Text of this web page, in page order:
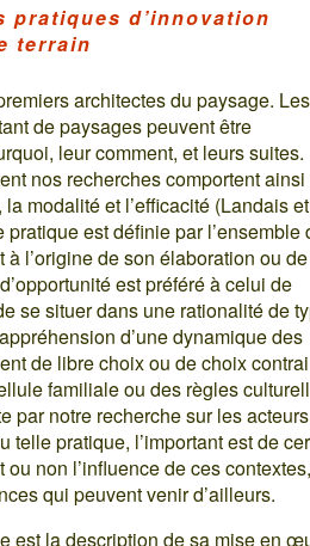
pratiques d’innovation
terrain
architectes du paysage. Les
de paysages peuvent être
leur comment, et leurs suites.
nos recherches comportent ainsi
modalité et l’efficacité (Landais
pratique est définie par l’ensemble
l’origine de son élaboration ou
est préféré à celui de
se situer dans une rationalité de
d’une dynamique des
de libre choix ou de choix
familiale ou des règles
par notre recherche sur les
telle pratique, l’important est de
non l’influence de ces
qui peuvent venir d’ailleurs.
est la description de sa mise en